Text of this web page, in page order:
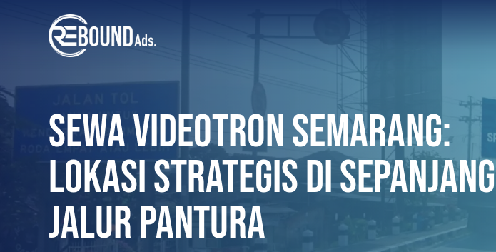
SEWA VIDEOTRON SEMARANG:
LOKASI STRATEGIS DI SEPANJANG
JALUR PANTURA